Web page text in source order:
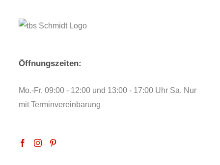
Öffnungszeiten:
Mo.-Fr. 09:00 - 12:00 und 13:00 - 17:00 Uhr Sa. Nur
mit Terminvereinbarung